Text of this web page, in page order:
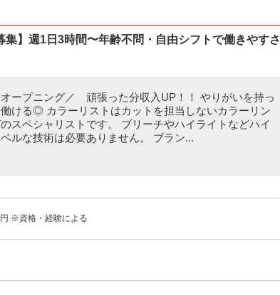
】週1日3時間〜年齢不問・自由シフトで働きやすさ
オープニング／ 頑張った分収入UP！！ やりがいを持っ
ける◎ カラーリストはカットを担当しないカラーリン
スペシャリストです。 ブリーチやハイライトなどハイ
ベルな技術は必要ありません。 ブラン...
※資格・経験による